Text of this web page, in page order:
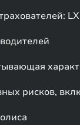
рисков,